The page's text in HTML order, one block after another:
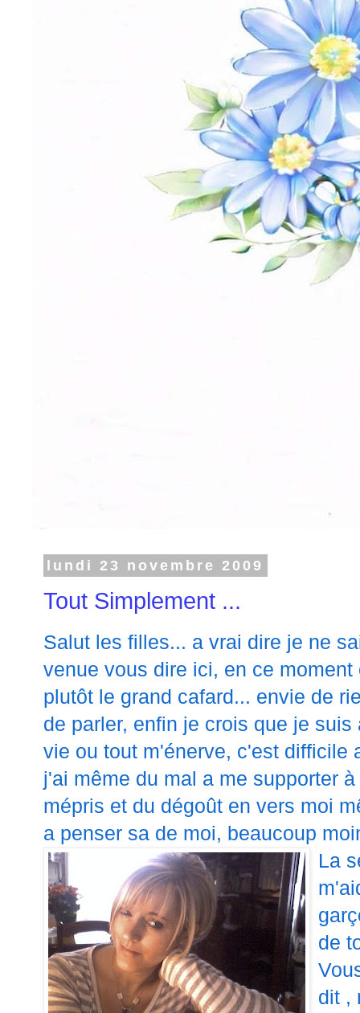
lundi 23 novembre 2009
Tout Simplement ...
Salut les filles... a vrai dire je ne
venue vous dire ici, en ce
plutôt le grand cafard... envie de
de parler, enfin je crois que je
vie ou tout m'énerve, c'est difficile
j'ai même du mal a me supporter
mépris et du dégoût en vers moi
a penser sa de moi, beaucoup
La
de
dit ,